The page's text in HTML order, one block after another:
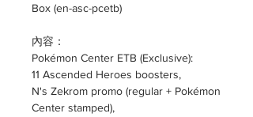
Box (en-asc-pcetb)
內容：
Pokémon Center ETB (Exclusive):
11 Ascended Heroes boosters,
N's Zekrom promo (regular + Pokémon
Center stamped),